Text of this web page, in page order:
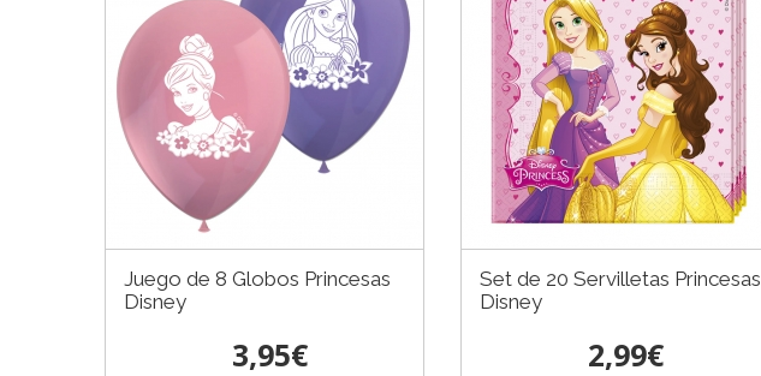
Juego de 8 Globos Princesas
Disney
3,95€
Set de 20 Servilletas Princesas
Disney
2,99€